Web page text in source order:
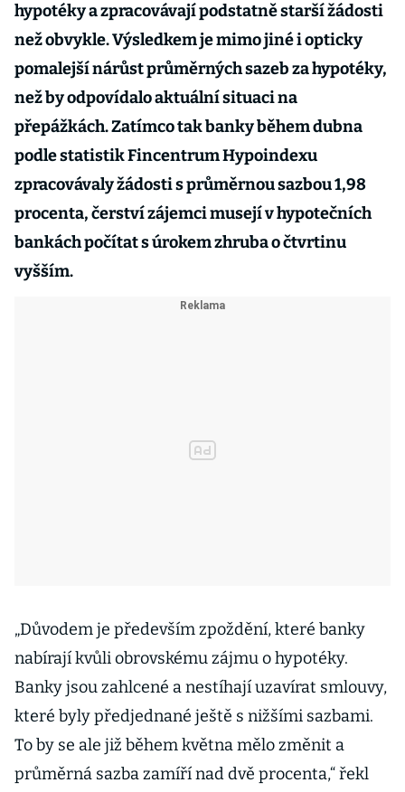
hypotéky a zpracovávají podstatně starší žádosti
než obvykle. Výsledkem je mimo jiné i opticky
pomalejší nárůst průměrných sazeb za hypotéky,
než by odpovídalo aktuální situaci na
přepážkách. Zatímco tak banky během dubna
podle statistik Fincentrum Hypoindexu
zpracovávaly žádosti s průměrnou sazbou 1,98
procenta, čerství zájemci musejí v hypotečních
bankách počítat s úrokem zhruba o čtvrtinu
vyšším.
„Důvodem je především zpoždění, které banky
nabírají kvůli obrovskému zájmu o hypotéky.
Banky jsou zahlcené a nestíhají uzavírat smlouvy,
které byly předjednané ještě s nižšími sazbami.
To by se ale již během května mělo změnit a
průměrná sazba zamíří nad dvě procenta,“ řekl